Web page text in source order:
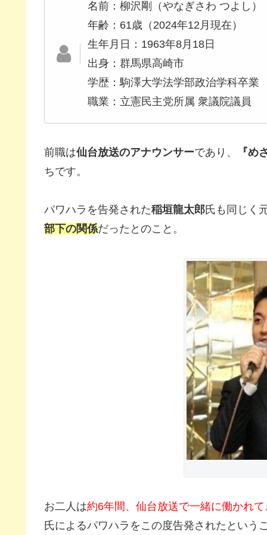
名前：柳沢剛（やなぎさわ つよし）
年齢：61歳（2024年12月現在）
生年月日：1963年8月18日
出身：群馬県高崎市
学歴：駒澤大学法学部政治学科卒業
職業：立憲民主党所属 衆議院議員
前職は仙台放送のアナウンサーであり、
『め
ちです。
パワハラを告発された稲垣龍太郎氏も同じく
部下の関係だったとのこと。
お二人は約6年間、仙台放送で一緒に働かれて
氏によるパワハラをこの度告発されたという